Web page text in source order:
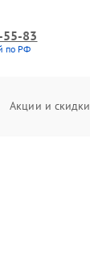
55-83
по РФ
Акции и скидки